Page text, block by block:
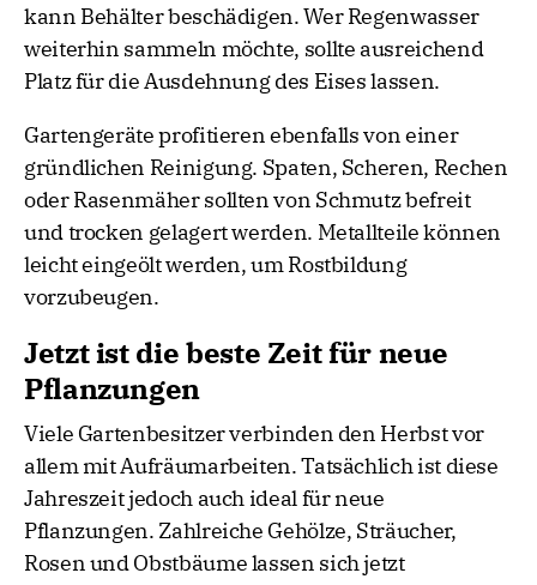
kann Behälter beschädigen. Wer Regenwasser
weiterhin sammeln möchte, sollte ausreichend
Platz für die Ausdehnung des Eises lassen.
Gartengeräte profitieren ebenfalls von einer
gründlichen Reinigung. Spaten, Scheren, Rechen
oder Rasenmäher sollten von Schmutz befreit
und trocken gelagert werden. Metallteile können
leicht eingeölt werden, um Rostbildung
vorzubeugen.
Jetzt ist die beste Zeit für neue
Pflanzungen
Viele Gartenbesitzer verbinden den Herbst vor
allem mit Aufräumarbeiten. Tatsächlich ist diese
Jahreszeit jedoch auch ideal für neue
Pflanzungen. Zahlreiche Gehölze, Sträucher,
Rosen und Obstbäume lassen sich jetzt